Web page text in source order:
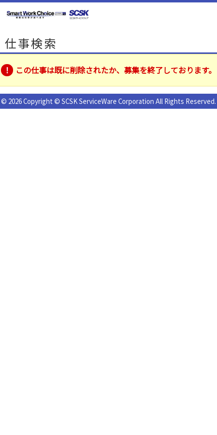
仕事検索
この仕事は既に削除されたか、募集を終了しております。
© 2026 Copyright © SCSK ServiceWare Corporation All Rights Reserved.